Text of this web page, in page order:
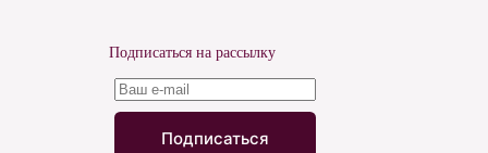
Подписаться на рассылку
Подписаться